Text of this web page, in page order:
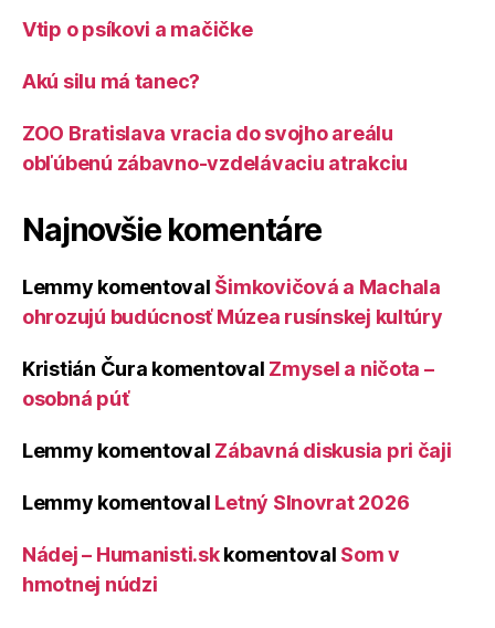
Vtip o psíkovi a mačičke
Akú silu má tanec?
ZOO Bratislava vracia do svojho areálu
obľúbenú zábavno-vzdelávaciu atrakciu
Najnovšie komentáre
Lemmy komentoval Šimkovičová a Machala
ohrozujú budúcnosť Múzea rusínskej kultúry
Kristián Čura komentoval Zmysel a ničota –
osobná púť
Lemmy komentoval Zábavná diskusia pri čaji
Lemmy komentoval Letný Slnovrat 2026
Nádej – Humanisti.skkomentoval Som v
hmotnej núdzi